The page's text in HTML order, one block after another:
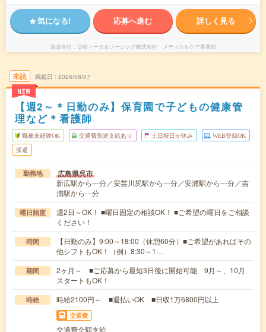
気になる! 応募へ進む 詳しく見る
派遣会社 日研トータルソーシング株式会社 メディカルケア事業部
未読
NEW
掲載日 2026/08/07
【週2～＊日勤のみ】保育園で子どもの健康管
理など＊看護師
職種未経験OK 交通費別途支給あり 土日祝日が休み WEB登録OK
派遣
勤務地 広島県呉市
新広駅から---分／安芸川尻駅から---分／安浦駅から---分／吉
浦駅から---分
曜日頻度
週2日～OK！ ■曜日固定の相談OK！ ■ご希望の曜日をご相談
ください！
時間
【日勤のみ】9:00～18:00（休憩60分）■ご希望があればその
他シフトもOK！（例）8:30～1…
期間
2ヶ月～ ■ご応募から最短3日後に開始可能 9月～、10月
スタートもOK！
時給 時給2100円～ ■週払いOK ■日収1万6800円以上
交通費
交通費全額支給